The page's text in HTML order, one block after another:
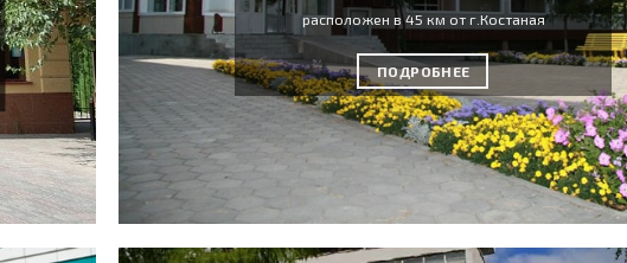
расположен в 45 км от г.Костаная
ПОДРОБНЕЕ